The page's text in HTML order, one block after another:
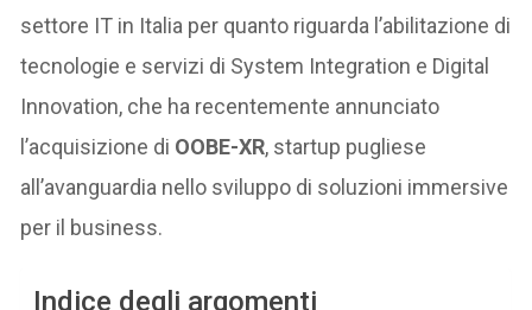
settore IT in Italia per quanto riguarda l’abilitazione di
tecnologie e servizi di System Integration e Digital
Innovation, che ha recentemente annunciato
l’acquisizione di OOBE-XR, startup pugliese
all’avanguardia nello sviluppo di soluzioni immersive
per il business.
Indice degli argomenti